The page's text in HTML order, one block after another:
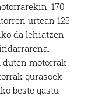
170
urtean 125
da lehiatzen.
duten motorrak
gurasoek
beste gastu